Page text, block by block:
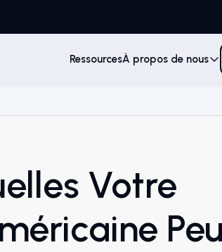
RessourcesÀ propos de nous
Votre